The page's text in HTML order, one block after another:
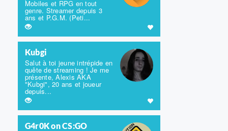
Mobiles et RPG en tout
genre. Streamer depuis 3
ans et P.G.M. (Peti...
Kubgi
Salut à toi jeune intrépide en
quête de streaming ! Je me
présente, Alexis AKA
"Kubgi", 20 ans et joueur
depuis...
G4r0K on CS:GO